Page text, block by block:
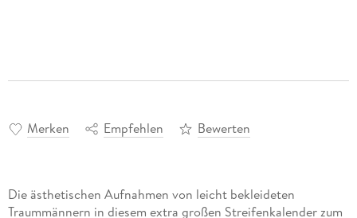
Merken Empfehlen Bewerten
Die ästhetischen Aufnahmen von leicht bekleideten
Traummännern in diesem extra großen Streifenkalender zum